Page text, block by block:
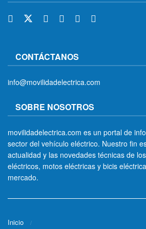
CONTÁCTANOS
info@movilidadelectrica.com
SOBRE NOSOTROS
movilidadelectrica.com es un portal de
sector del vehículo eléctrico. Nuestro fin
actualidad y las novedades técnicas de
eléctricos, motos eléctricas y bicis
mercado.
Inicio